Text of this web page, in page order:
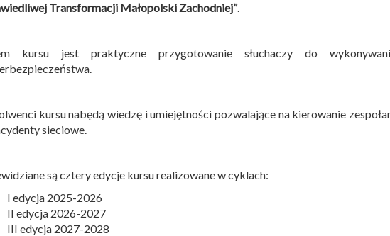
Transformacji Małopolski Zachodniej”.
kursu jest praktyczne przygotowanie słuchaczy do
kursu nabędą wiedzę i umiejętności pozwalające na kierowanie
sieciowe.
są cztery edycje kursu realizowane w cyklach:
I edycja 2025-2026
II edycja 2026-2027
III edycja 2027-2028